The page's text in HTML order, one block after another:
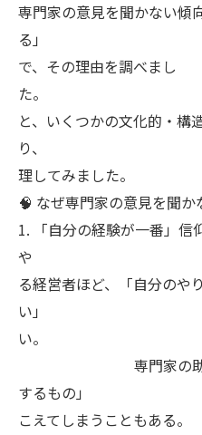
専門家の意見を聞かない傾
る」 と聞
で、その理由を調べまし
た。
と、いくつかの文化的・構
り、 主
理してみました。
🧠 なぜ専門家の意見を聞か
1. 「自分の経験が一番」信
や 成功
る経営者ほど、「自分のや
い」 と思
専門家の助言が「
するも
こえてしまうこともある。